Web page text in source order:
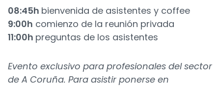
08:45h bienvenida de asistentes y coffee
9:00h comienzo de la reunión privada
11:00h preguntas de los asistentes
Evento exclusivo para profesionales del sector
de A Coruña. Para asistir ponerse en